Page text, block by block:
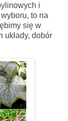
i
to na
się w
układy, dobór